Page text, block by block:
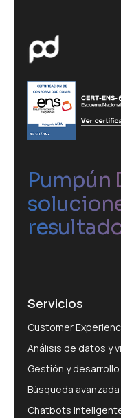
Pumpún
Servicios
Customer
Análisis de datos y
Gestión y
Búsqueda
Chatbots